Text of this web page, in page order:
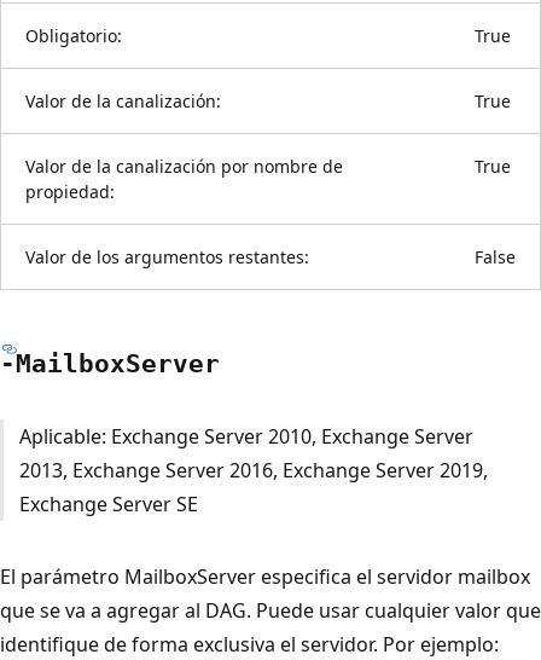
Obligatorio: True
Valor de la canalización: True
Valor de la canalización por nombre de
propiedad:
True
Valor de los argumentos restantes: False
-MailboxServer
Aplicable: Exchange Server 2010, Exchange Server
2013, Exchange Server 2016, Exchange Server 2019,
Exchange Server SE
El parámetro MailboxServer especifica el servidor mailbox
que se va a agregar al DAG. Puede usar cualquier valor que
identifique de forma exclusiva el servidor. Por ejemplo: